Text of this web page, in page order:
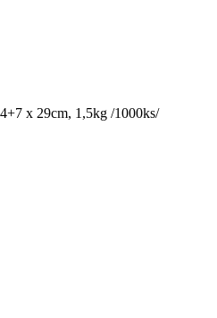
x 29cm, 1,5kg /1000ks/